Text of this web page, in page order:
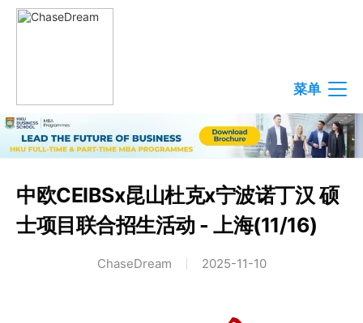
菜单
中欧CEIBSx昆山杜克x宁波诺丁汉 硕
士项目联合招生活动 - 上海(11/16)
ChaseDream 2025-11-10